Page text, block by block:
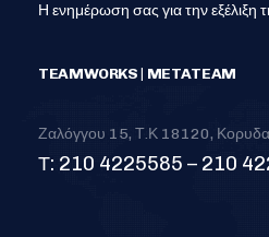
Η ενημέρωση σας για την εξέλιξη
TEAMWORKS | METATEAM
Ζαλόγγου 15, Τ.Κ 18120,
Τ: 210 4225585 – 210